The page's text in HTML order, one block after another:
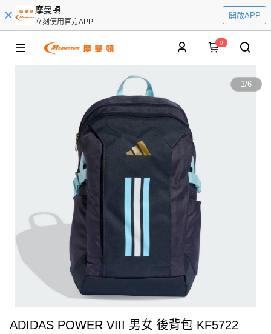
摩曼頓
立刻使用官方APP
開啟APP
0
1/6
ADIDAS POWER VIII 男女 後背包 KF5722